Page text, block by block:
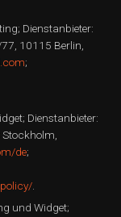
Dienstanbieter:
10115 Berlin,
;
Dienstanbieter:
de;
und Widget;